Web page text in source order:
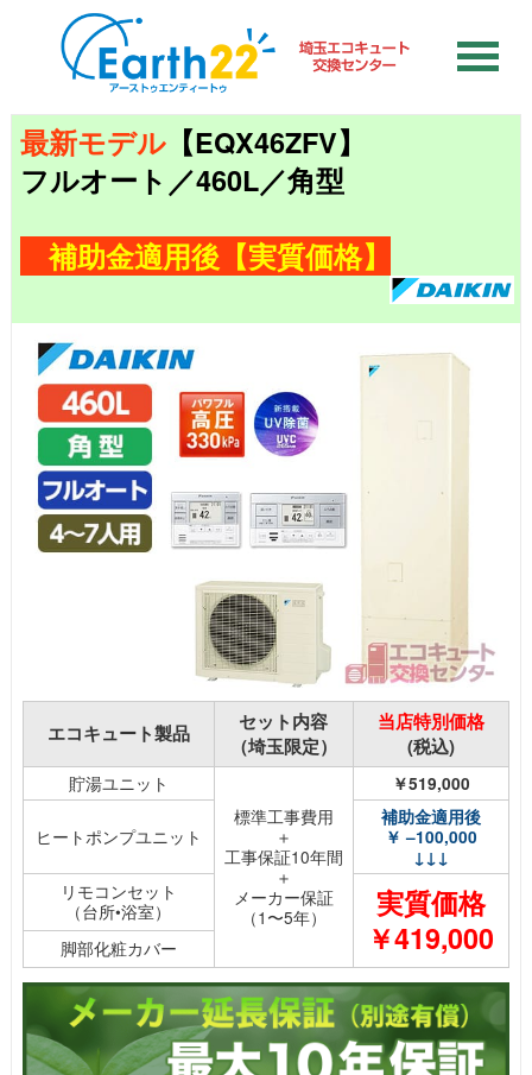
最新モデル 【EQX46ZFV】
フルオート／460L／角型
補助金適用後【実質価格】
エコキュート製品
セット内容
（埼玉限定）
当店特別価格
(税込)
貯湯ユニット
標準工事費用
＋
工事保証10年間
＋
メーカー保証
（1〜5年）
￥519,000
ヒートポンプユニット
補助金適用後
￥ –100,000
↓↓↓
リモコンセット
（台所•浴室）
実質価格
￥419,000
脚部化粧カバー